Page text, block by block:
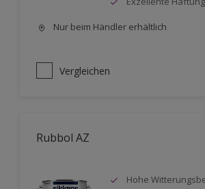
Nur beim Händler erhältlich
Vergleichen
Rubbol AZ
Hohe